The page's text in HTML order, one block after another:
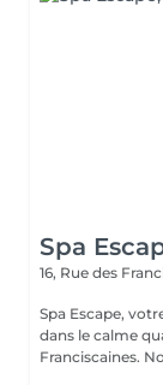
Spa
16, Rue des
Spa Escape,
dans le calme
Franciscaines.